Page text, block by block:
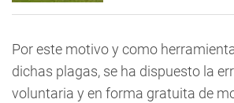
Por este motivo y como
dichas plagas, se ha dispuesto la
voluntaria y en forma gratuita de